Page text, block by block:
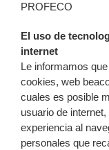
PROFECO
El uso de
internet
Le informamos
cookies, web
cuales es posible
usuario de
experiencia al
personales que